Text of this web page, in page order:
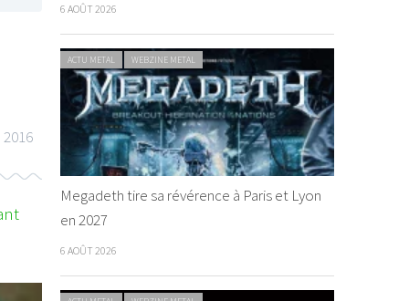
6 AOÛT 2026
ACTU METAL WEBZINE METAL
Megadeth tire sa révérence à Paris et Lyon
en 2027
6 AOÛT 2026